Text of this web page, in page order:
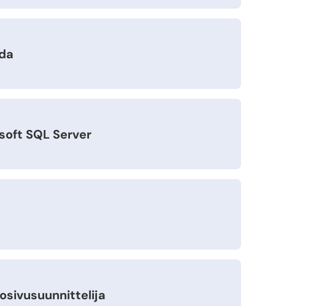
SQL Server